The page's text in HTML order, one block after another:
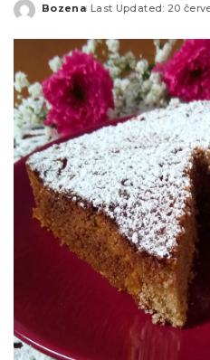
Posted
Bozena Last Updated: 20